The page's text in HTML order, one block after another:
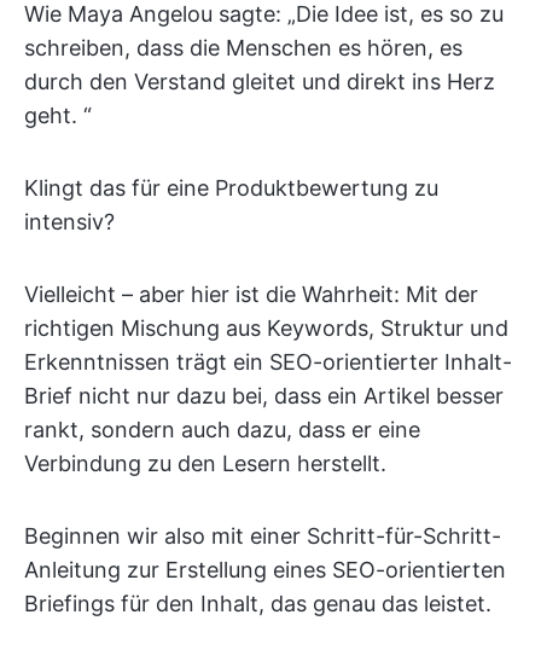
Wie Maya Angelou sagte: „Die Idee ist, es so zu
schreiben, dass die Menschen es hören, es
durch den Verstand gleitet und direkt ins Herz
geht. “
Klingt das für eine Produktbewertung zu
intensiv?
Vielleicht – aber hier ist die Wahrheit: Mit der
richtigen Mischung aus Keywords, Struktur und
Erkenntnissen trägt ein SEO-orientierter Inhalt-
Brief nicht nur dazu bei, dass ein Artikel besser
rankt, sondern auch dazu, dass er eine
Verbindung zu den Lesern herstellt.
Beginnen wir also mit einer Schritt-für-Schritt-
Anleitung zur Erstellung eines SEO-orientierten
Briefings für den Inhalt, das genau das leistet.